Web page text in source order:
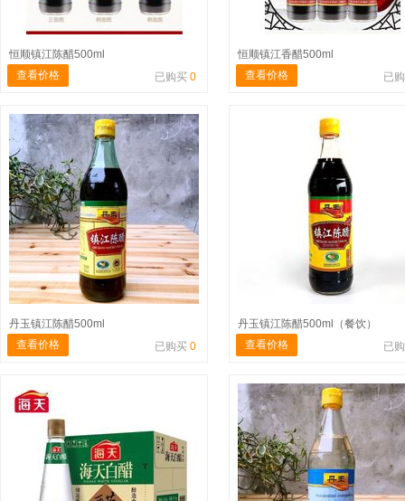
恒顺镇江陈醋500ml
查看价格
已购买 0
恒顺镇江香醋500ml
查看价格
已
丹玉镇江陈醋500ml
查看价格
已购买 0
丹玉镇江陈醋500ml（餐饮）
查看价格
已